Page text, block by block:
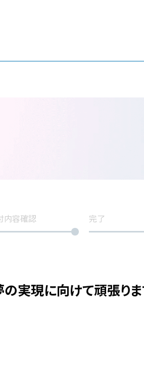
内容確認 完了
実現に向けて頑張りま